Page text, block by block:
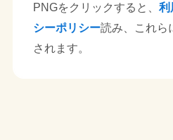
PNGをクリックすると、 利
シーポリシー読み、これら
されます。